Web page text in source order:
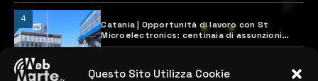
Questo Sito Utilizza Cookie
4
Catania | Opportunità di lavoro con St
Microelectronics: centinaia di assunzioni
previste